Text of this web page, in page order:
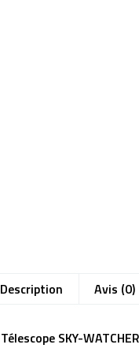
Description Avis (0)
Télescope SKY-